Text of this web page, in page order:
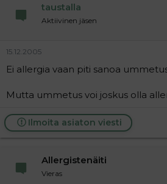
taustalla
Aktiivinen jäsen
15.12.2005
Ei allergia vaan piti sanoa
Mutta ummetus voi joskus olla
Ilmoita asiaton viesti
Allergistenäiti
Vieras